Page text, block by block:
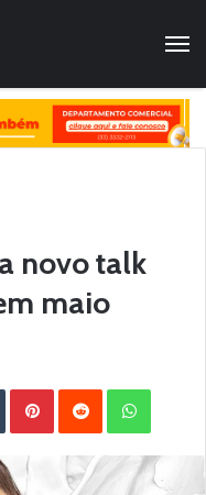
novo talk
maio
Tumblr Pinterest Reddit